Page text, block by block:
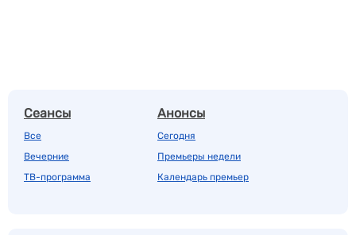
Сеансы
Все
Вечерние
ТВ-программа
Анонсы
Сегодня
Премьеры недели
Календарь премьер